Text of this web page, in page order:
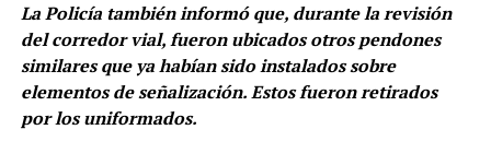
La Policía también informó que, durante la revisión
del corredor vial, fueron ubicados otros pendones
similares que ya habían sido instalados sobre
elementos de señalización. Estos fueron retirados
por los uniformados.